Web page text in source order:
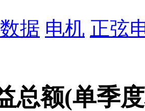
据 电机 正弦
总额(单季